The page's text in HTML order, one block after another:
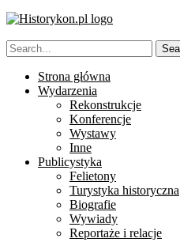
Strona główna
Wydarzenia
Rekonstrukcje
Konferencje
Wystawy
Inne
Publicystyka
Felietony
Turystyka historyczna
Biografie
Wywiady
Reportaże i relacje